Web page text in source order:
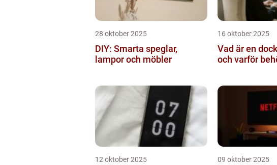
28 oktober 2025
DIY: Smarta speglar,
lampor och möbler
16 oktober 2025
Vad är en
och varför
12 oktober 2025 09 oktober 2025